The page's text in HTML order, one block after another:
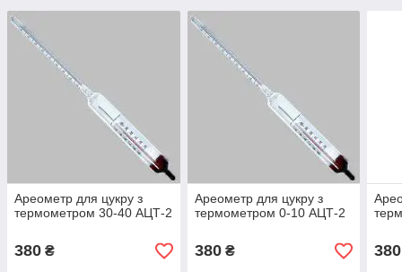
Ареометр для цукру з
термометром 30-40 АЦТ-2
380 ₴
Ареометр для цукру з
термометром 0-10 АЦТ-2
380₴ 380